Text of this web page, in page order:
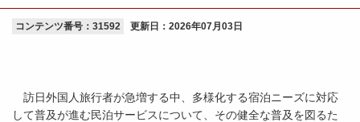
コンテンツ番号：31592 更新日： 2026年07月03日
訪日外国人旅行者が急増する中、多様化する宿泊ニーズに対応
して普及が進む民泊サービスについて、その健全な普及を図るた